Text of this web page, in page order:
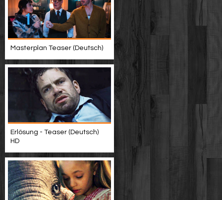
Masterplan Teaser (Deutsch)
Erlösung - Teaser (Deutsch)
HD